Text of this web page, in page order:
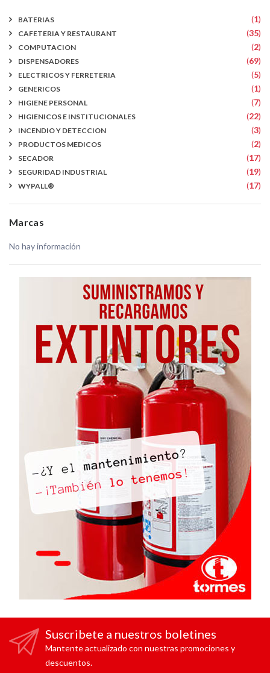
BATERIAS (1)
CAFETERIA Y RESTAURANT (35)
COMPUTACION (2)
DISPENSADORES (69)
ELECTRICOS Y FERRETERIA (5)
GENERICOS (1)
HIGIENE PERSONAL (7)
HIGIENICOS E INSTITUCIONALES (22)
INCENDIO Y DETECCION (3)
PRODUCTOS MEDICOS (2)
SECADOR (17)
SEGURIDAD INDUSTRIAL (19)
WYPALL® (17)
Marcas
No hay información
Suscribete a nuestros boletines
Mantente actualizado con nuestras promociones y
descuentos.